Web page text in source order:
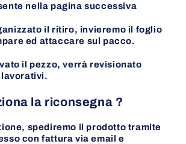
nella paginasuccessiva
il ritiro, invieremo il foglio
ed attaccare sul pacco.
il pezzo, verrà revisionato
la riconsegna ?
spediremo il prodotto tramite
con fattura via email e